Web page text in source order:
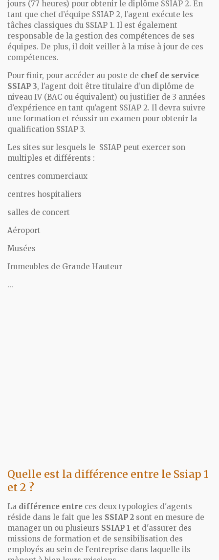
jours (77 heures) pour obtenir le diplôme SSIAP 2. En
tant que chef d’équipe SSIAP 2, l’agent exécute les
tâches classiques du SSIAP 1. Il est également
responsable de la gestion des compétences de ses
équipes. De plus, il doit veiller à la mise à jour de ces
compétences.
Pour finir, pour accéder au poste de chef de service
SSIAP 3, l’agent doit être titulaire d’un diplôme de
niveau IV (BAC ou équivalent) ou justifier de 3 années
d’expérience en tant qu’agent SSIAP 2. Il devra suivre
une formation et réussir un examen pour obtenir la
qualification SSIAP 3.
Les sites sur lesquels le SSIAP peut exercer son
multiples et différents :
centres commerciaux
centres hospitaliers
salles de concert
Aéroport
Musées
Immeubles de Grande Hauteur
...
Quelle est la différence entre le Ssiap 1
et 2 ?
La différence entre ces deux typologies d'agents
réside dans le fait que les SSIAP 2 sont en mesure de
manager un ou plusieurs SSIAP 1 et d'assurer des
missions de formation et de sensibilisation des
employés au sein de l'entreprise dans laquelle ils